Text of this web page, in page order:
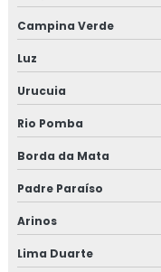
Campina Verde
Luz
Urucuia
Rio Pomba
Borda da Mata
Padre Paraíso
Arinos
Lima Duarte